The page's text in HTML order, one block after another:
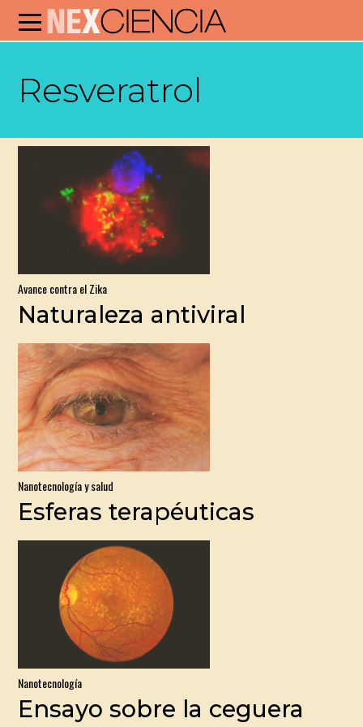
Resveratrol
Avance contra el Zika
Naturaleza antiviral
Nanotecnología y salud
Esferas terapéuticas
Nanotecnología
Ensayo sobre la ceguera